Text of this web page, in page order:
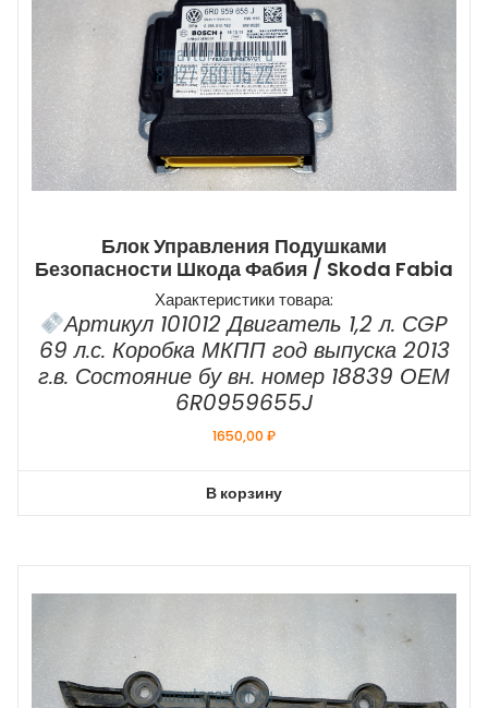
Блок Управления Подушками
Безопасности Шкода Фабия / Skoda Fabia
Характеристики товара:
Артикул 101012 Двигатель 1,2 л. СGP
69 л.с. Коробка МКПП год выпуска 2013
г.в. Состояние бу вн. номер 18839 ОЕМ
6R0959655J
1650,00₽
В корзину